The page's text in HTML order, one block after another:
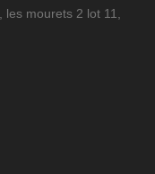
mourets 2 lot 11,